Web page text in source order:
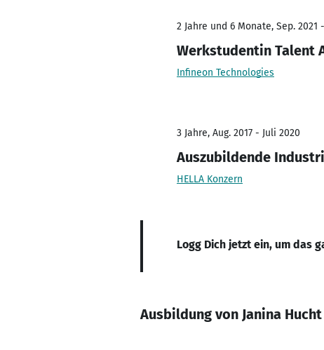
2 Jahre und 6 Monate, Sep. 2021
Werkstudentin Talent
Infineon Technologies
3 Jahre, Aug. 2017 - Juli 2020
Auszubildende
HELLA Konzern
Logg Dich jetzt ein, um das
Ausbildung von Janina Hucht